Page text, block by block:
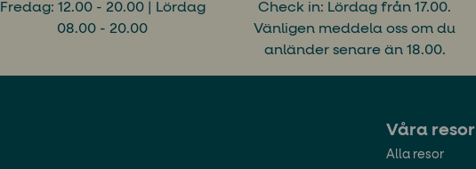
Fredag: 12.00 - 20.00 | Lördag
08.00 - 20.00
Check in: Lördag från 17.00.
Vänligen meddela oss om du
anländer senare än 18.00.
Våra resor
Alla resor